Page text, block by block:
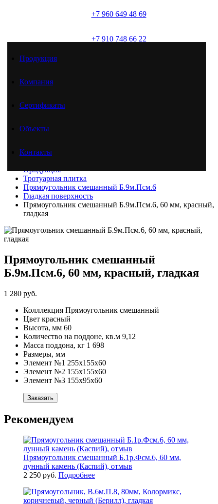
+7 960 649 48 69
+7 910 748 66 22
Продукция
Сертификаты
Продукция
Компания
Сертификаты
Объекты
Контакты
Продукция
Тротуарная плитка
Прямоугольник смешанный Б.9м.Псм.6
Гладкая поверхность
Прямоугольник смешанный Б.9м.Псм.6, 60 мм, красный,
гладкая
Прямоугольник смешанный
Б.9м.Псм.6, 60 мм, красный, гладкая
1 280 руб.
Колллекция Прямоугольник смешанный
Цвет красный
Высота, мм 60
Количество на поддоне, кв.м 9,12
Масса поддона, кг 1 698
Размеры, мм
Элемент №1 255х155х60
Элемент №2 155х155х60
Элемент №3 155х95х60
Заказать
Рекомендуем
Прямоугольник смешанный Б.1р.Фсм.6, 60 мм,
лунный камень (Каспий), отмыв
2 250 руб. Подробнее